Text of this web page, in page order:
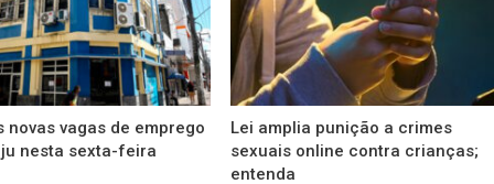
novas vagas de emprego
nesta sexta-feira
Lei amplia punição a crimes
sexuais online contra crianças;
entenda